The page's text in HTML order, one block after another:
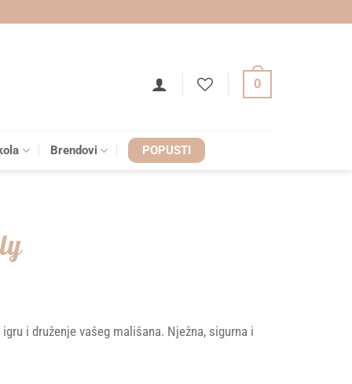
0
Brendovi POPUSTI
i druženje vašeg mališana. Nježna, sigurna i